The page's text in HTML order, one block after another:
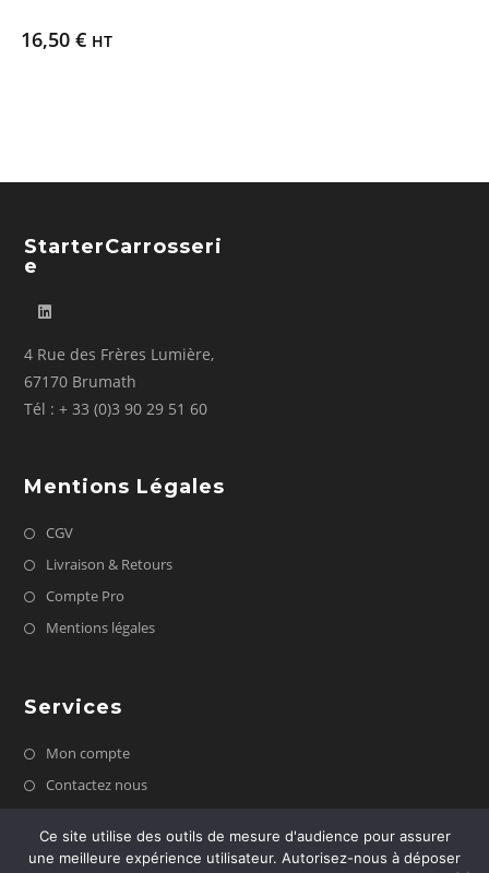
16,50 € HT
StarterCarrosseri
E
4 Rue des Frères Lumière,
67170 Brumath
Tél : + 33 (0)3 90 29 51 60
Mentions Légales
CGV
Livraison & Retours
Compte Pro
Mentions légales
Services
Mon compte
Contactez nous
Ce site utilise des outils de mesure d'audience pour assurer
une meilleure expérience utilisateur. Autorisez-nous à déposer